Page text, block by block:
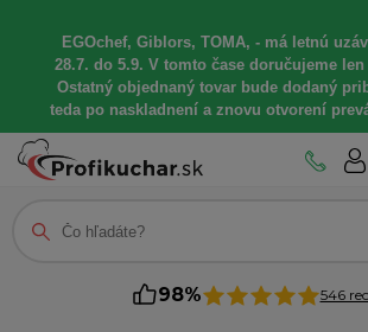
EGOchef, Giblors, TOMA, - má letnú
28.7. do 5.9. V tomto čase doručujeme
Ostatný objednaný tovar bude dodaný
teda po naskladnení a znovu otvorení
98% 546